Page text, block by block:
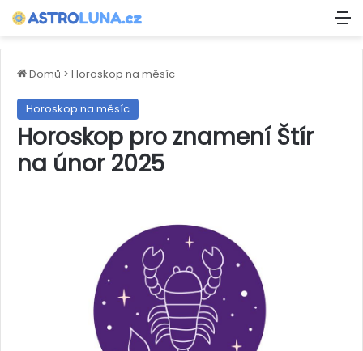
Domů > Horoskop na měsíc
Horoskop na měsíc
Horoskop pro znamení Štír
na únor 2025